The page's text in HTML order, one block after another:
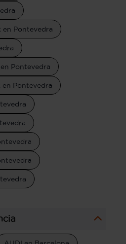
en Pontevedra
Pontevedra
Pontevedra